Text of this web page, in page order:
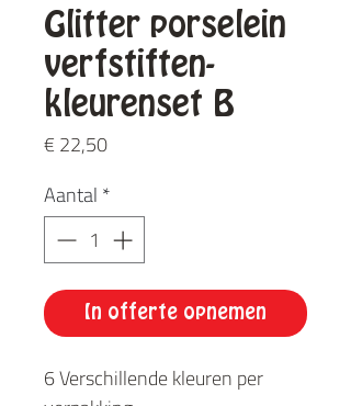
Glitter porselein
verfstiften-
kleurenset B
€ 22,50Prijs
Aantal*
In offerte opnemen
6 Verschillende kleuren per